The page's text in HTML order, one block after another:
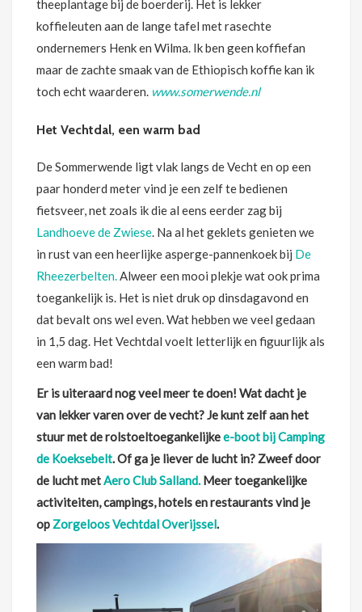
theeplantage bij de boerderij. Het is lekker
koffieleuten aan de lange tafel met rasechte
ondernemers Henk en Wilma. Ik ben geen koffiefan
maar de zachte smaak van de Ethiopisch koffie kan ik
toch echt waarderen. www.somerwende.nl
Het Vechtdal, een warm bad
De Sommerwende ligt vlak langs de Vecht en op een
paar honderd meter vind je een zelf te bedienen
fietsveer, net zoals ik die al eens eerder zag bij
Landhoeve de Zwiese. Na al het geklets genieten we
in rust van een heerlijke asperge-pannenkoek bij De
Rheezerbelten.Alweer een mooi plekje wat ook prima
toegankelijk is. Het is niet druk op dinsdagavond en
dat bevalt ons wel even. Wat hebben we veel gedaan
in 1,5 dag. Het Vechtdal voelt letterlijk en figuurlijk als
een warm bad!
Er is uiteraard nog veel meer te doen! Wat dacht je
van lekker varen over de vecht? Je kunt zelf aan het
stuur met de rolstoeltoegankelijkee-boot bij Camping
de Koeksebelt. Of ga je liever de lucht in? Zweef door
de lucht metAero Club Salland.Meer toegankelijke
activiteiten, campings, hotels en restaurants vind je
opZorgeloos Vechtdal Overijssel.